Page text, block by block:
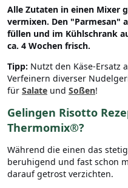
Alle Zutaten in einen Mixer
vermixen. Den "Parmesan"
füllen und im Kühlschrank
ca. 4 Wochen frisch.
Tipp: Nutzt den Käse-Ersatz
Verfeinern diverser
für Salate und Soßen!
Gelingen Risotto
Thermomix®?
Während die einen das
beruhigend und fast schon
darauf getrost verzichten.